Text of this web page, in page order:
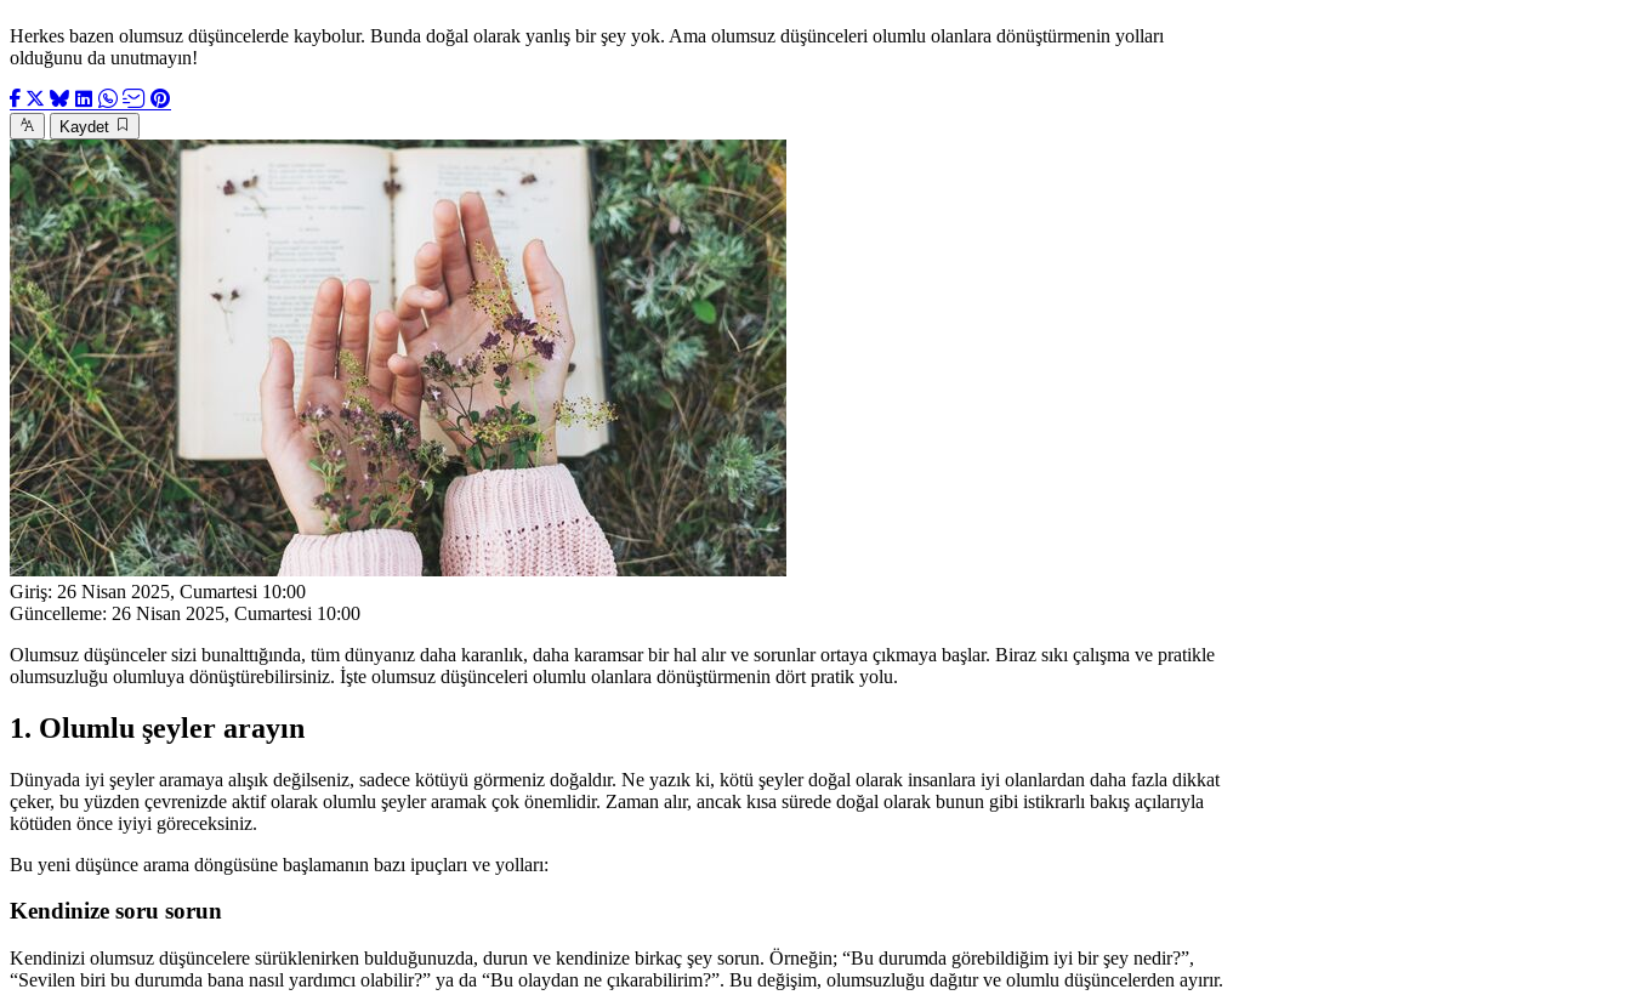
Herkes bazen olumsuz düşüncelerde kaybolur. Bunda doğal olarak yanlış bir şey yok. Ama olumsuz düşünceleri olumlu olanlara dönüştürmenin yolları
olduğunu da unutmayın!
Kaydet
Giriş: 26 Nisan 2025, Cumartesi 10:00
Güncelleme: 26 Nisan 2025, Cumartesi 10:00
Olumsuz düşünceler sizi bunalttığında, tüm dünyanız daha karanlık, daha karamsar bir hal alır ve sorunlar ortaya çıkmaya başlar. Biraz sıkı çalışma ve pratikle
olumsuzluğu olumluya dönüştürebilirsiniz. İşte olumsuz düşünceleri olumlu olanlara dönüştürmenin dört pratik yolu.
1. Olumlu şeyler arayın
Dünyada iyi şeyler aramaya alışık değilseniz, sadece kötüyü görmeniz doğaldır. Ne yazık ki, kötü şeyler doğal olarak insanlara iyi olanlardan daha fazla dikkat
çeker, bu yüzden çevrenizde aktif olarak olumlu şeyler aramak çok önemlidir. Zaman alır, ancak kısa sürede doğal olarak bunun gibi istikrarlı bakış açılarıyla
kötüden önce iyiyi göreceksiniz.
Bu yeni düşünce arama döngüsüne başlamanın bazı ipuçları ve yolları:
Kendinize soru sorun
Kendinizi olumsuz düşüncelere sürüklenirken bulduğunuzda, durun ve kendinize birkaç şey sorun. Örneğin; “Bu durumda görebildiğim iyi bir şey nedir?”,
“Sevilen biri bu durumda bana nasıl yardımcı olabilir?” ya da “Bu olaydan ne çıkarabilirim?”. Bu değişim, olumsuzluğu dağıtır ve olumlu düşüncelerden ayırır.